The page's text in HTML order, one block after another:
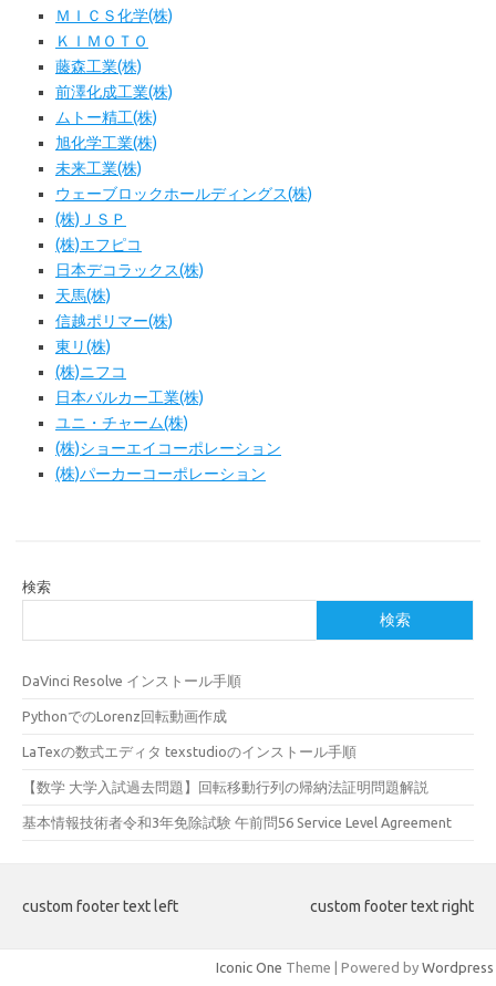
ＭＩＣＳ化学(株)
ＫＩＭＯＴＯ
藤森工業(株)
前澤化成工業(株)
ムトー精工(株)
旭化学工業(株)
未来工業(株)
ウェーブロックホールディングス(株)
(株)ＪＳＰ
(株)エフピコ
日本デコラックス(株)
天馬(株)
信越ポリマー(株)
東リ(株)
(株)ニフコ
日本バルカー工業(株)
ユニ・チャーム(株)
(株)ショーエイコーポレーション
(株)パーカーコーポレーション
検索
検索
DaVinci Resolve インストール手順
PythonでのLorenz回転動画作成
LaTexの数式エディタ texstudioのインストール手順
【数学 大学入試過去問題】回転移動行列の帰納法証明問題解説
基本情報技術者令和3年免除試験 午前問56 Service Level Agreement
custom footer text left custom footer text right
Iconic One Theme | Powered by Wordpress